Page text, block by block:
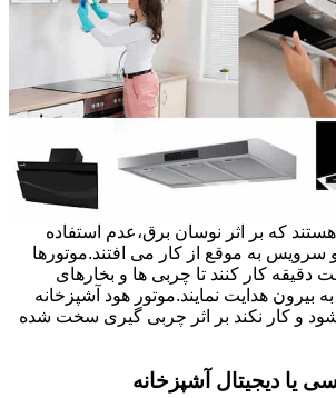
که بر اثر نوسان برق،عدم استفاده
به موقع از کار می افتند.موتورها
دقیقه کار کنند تا چربی ها و بخارهای
بیرون هدایت نمایند.موتور هود آشپزخانه
و کار نکند بر اثر چربی گیری سخت شده
یا دیجیتال آشپزخانه